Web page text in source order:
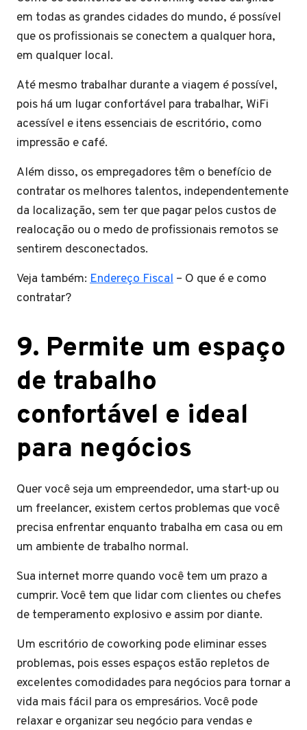
em todas as grandes cidades do mundo, é possível
que os profissionais se conectem a qualquer hora,
em qualquer local.
Até mesmo trabalhar durante a viagem é possível,
pois há um lugar confortável para trabalhar, WiFi
acessível e itens essenciais de escritório, como
impressão e café.
Além disso, os empregadores têm o benefício de
contratar os melhores talentos, independentemente
da localização, sem ter que pagar pelos custos de
realocação ou o medo de profissionais remotos se
sentirem desconectados.
Veja também: Endereço Fiscal – O que é e como
contratar?
9. Permite um espaço
de trabalho
confortável e ideal
para negócios
Quer você seja um empreendedor, uma start-up ou
um freelancer, existem certos problemas que você
precisa enfrentar enquanto trabalha em casa ou em
um ambiente de trabalho normal.
Sua internet morre quando você tem um prazo a
cumprir. Você tem que lidar com clientes ou chefes
de temperamento explosivo e assim por diante.
Um escritório de coworking pode eliminar esses
problemas, pois esses espaços estão repletos de
excelentes comodidades para negócios para tornar a
vida mais fácil para os empresários. Você pode
relaxar e organizar seu negócio para vendas e